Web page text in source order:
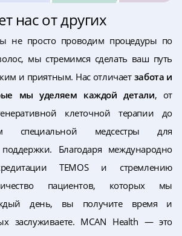
нас от других
не просто проводим процедуры по
мы стремимся сделать ваш путь
и приятным. Нас отличает забота и
мы уделяем каждой детали, от
клеточной терапии до
специальной медсестры для
Благодаря международно
TEMOS и стремлению
пациентов, которых мы
день, вы получите время и
заслуживаете. MCAN Health — это